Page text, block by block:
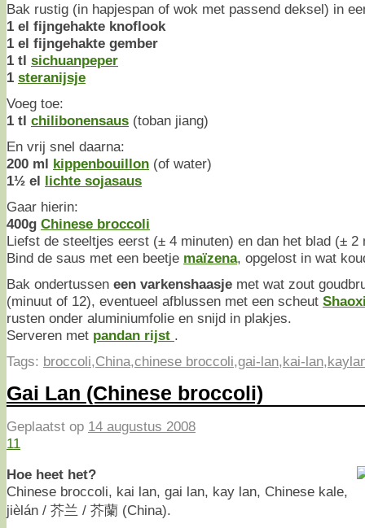
Bak rustig (in hapjespan of wok met passend deksel) in
1 el fijngehakte knoflook
1 el fijngehakte gember
1 tl sichuanpeper
1 steranijsje
Voeg toe:
1 tl chilibonensaus (toban jiang)
En vrij snel daarna:
200 ml kippenbouillon (of water)
1½ el lichte sojasaus
Gaar hierin:
400g Chinese broccoli
Liefst de steeltjes eerst (± 4 minuten) en dan het blad (± 2
Bind de saus met een beetje maïzena, opgelost in wat
Bak ondertussen een varkenshaasje met wat zout
(minuut of 12), eventueel afblussen met een scheut
rusten onder aluminiumfolie en snijd in plakjes.
Serveren met pandan rijst .
Tags: broccoli,China,chinese broccoli,gai-lan,kai-lan,
Gai Lan (Chinese broccoli)
Geplaatst op 14 augustus 2008
11
Hoe heet het?
Chinese broccoli, kai lan, gai lan, kay lan, Chinese kale,
jièlán / 芥兰 / 芥蘭 (China).